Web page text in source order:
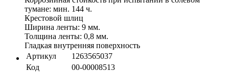
тумане: мин. 144 ч.
Крестовой шлиц
Ширина ленты: 9 мм.
Толщина ленты: 0,8 мм.
Гладкая внутренняя поверхность
Артикул
1263565037
Код
00-00008513